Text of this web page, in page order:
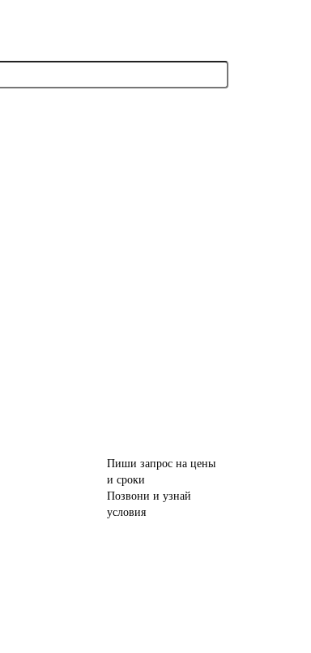
Пиши запрос на цены
и сроки
Позвони и узнай
условия